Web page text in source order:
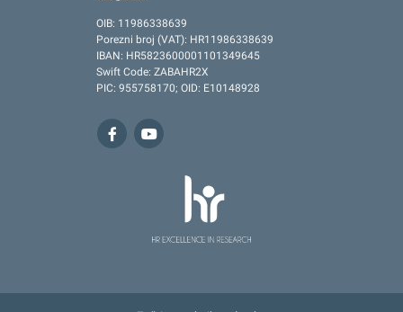
OIB: 11986338639
Porezni broj (VAT): HR11986338639
IBAN: HR5823600001101349645
Swift Code: ZABAHR2X
PIC: 955758170; OID: E10148928